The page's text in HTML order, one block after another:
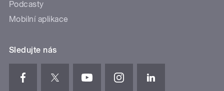
Podcasty
Mobilní aplikace
Sledujte nás